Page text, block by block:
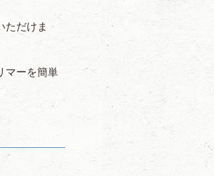
ただけま
マーを簡単